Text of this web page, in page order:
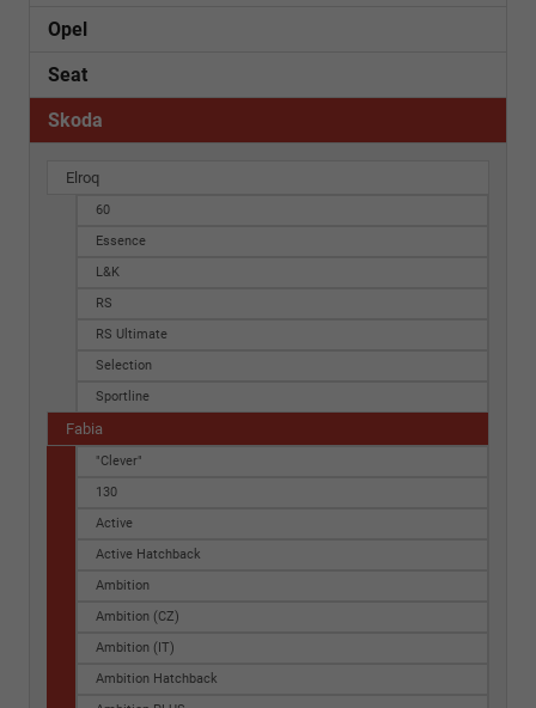
Opel
Seat
Skoda
Elroq
60
Essence
L&K
RS
RS Ultimate
Selection
Sportline
Fabia
"Clever"
130
Active
Active Hatchback
Ambition
Ambition (CZ)
Ambition (IT)
Ambition Hatchback